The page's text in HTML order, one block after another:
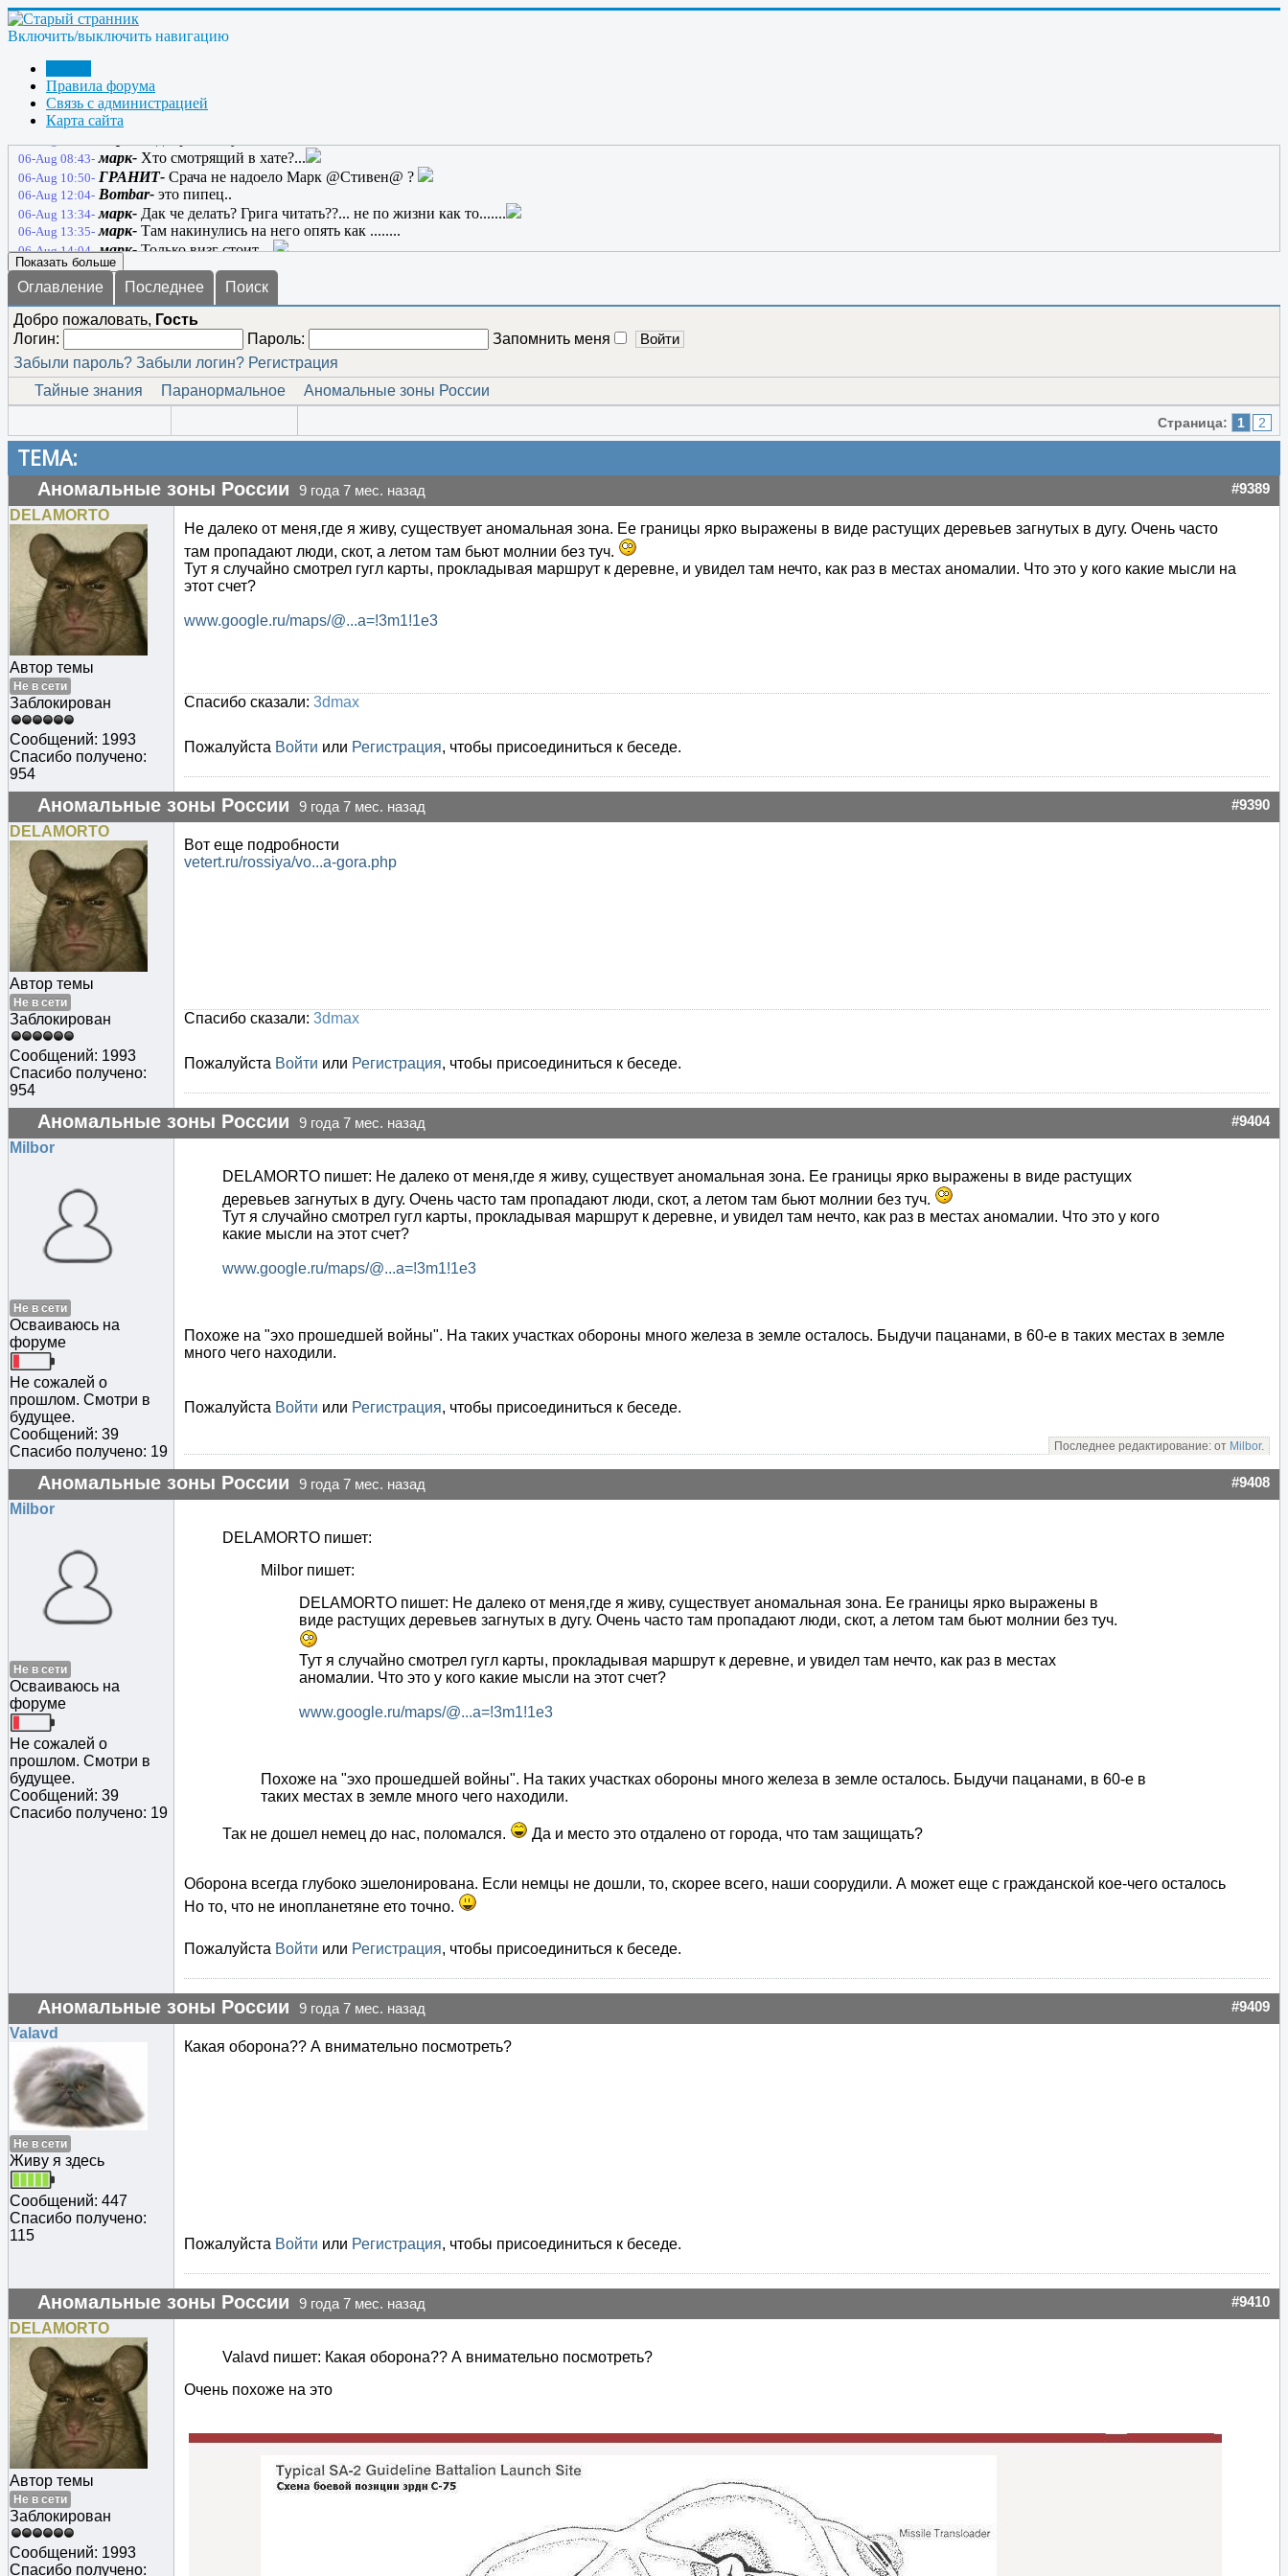
Включить/выключить навигацию
Правила форума
Связь с администрацией
Карта сайта
05-Aug 10:03- марк-Лоховоды.........
05-Aug 10:14- марк-Чтоб у вас хрен на лбу вырос
anatol130164-Марк, с такими словами лучше поосторожнее; а если и в правду он вырастет? Во что превратятся странники?
05-Aug 19:17-
05-Aug 20:41- anatol130164-
05-Aug 20:44- anatol130164-Жил себе один сайт, и звали его - Странник-2; и жил он вечно
05-Aug 21:06- марк-
06-Aug 08:43- марк- Хто смотрящий в хате?...
06-Aug 10:50- ГРАНИТ- Срача не надоело Марк @Стивен@ ?
06-Aug 12:04- Bombar- это пипец..
06-Aug 13:34- марк- Дак че делать? Грига читать??... не по жизни как то.......
06-Aug 13:35- марк- Там накинулись на него опять как ........
06-Aug 14:04- марк-Только визг стоит....
Показать больше
Оглавление Последнее
Поиск
Добро пожаловать, Гость
Логин:
Пароль:
Запомнить меня
Забыли пароль? Забыли логин? Регистрация
Тайные знания
Паранормальное Аномальные зоны России
Страница: 1 2
ТЕМА:
Аномальные зоны России 9 года 7 мес. назад #9389
DELAMORTO
Автор темы
Не в сети
Заблокирован
Сообщений: 1993
Спасибо получено:
954
Не далеко от меня,где я живу, существует аномальная зона. Ее границы ярко выражены в виде растущих деревьев загнутых в дугу. Очень часто
там пропадают люди, скот, а летом там бьют молнии без туч.
Тут я случайно смотрел гугл карты, прокладывая маршрут к деревне, и увидел там нечто, как раз в местах аномалии. Что это у кого какие мысли на
этот счет?
www.google.ru/maps/@...a=!3m1!1e3
Спасибо сказали: 3dmax
Пожалуйста Войти или Регистрация, чтобы присоединиться к беседе.
Аномальные зоны России 9 года 7 мес. назад #9390
DELAMORTO
Автор темы
Не в сети
Заблокирован
Сообщений: 1993
Спасибо получено:
954
Вот еще подробности
vetert.ru/rossiya/vo...a-gora.php
Спасибо сказали: 3dmax
Пожалуйста Войти или Регистрация, чтобы присоединиться к беседе.
Аномальные зоны России 9 года 7 мес. назад #9404
Milbor
Не в сети
Осваиваюсь на
форуме
Не сожалей о
прошлом. Смотри в
будущее.
Сообщений: 39
Спасибо получено: 19
DELAMORTO пишет: Не далеко от меня,где я живу, существует аномальная зона. Ее границы ярко выражены в виде растущих
деревьев загнутых в дугу. Очень часто там пропадают люди, скот, а летом там бьют молнии без туч.
Тут я случайно смотрел гугл карты, прокладывая маршрут к деревне, и увидел там нечто, как раз в местах аномалии. Что это у кого
какие мысли на этот счет?
www.google.ru/maps/@...a=!3m1!1e3
Похоже на "эхо прошедшей войны". На таких участках обороны много железа в земле осталось. Быдучи пацанами, в 60-е в таких местах в земле
много чего находили.
Пожалуйста Войти или Регистрация, чтобы присоединиться к беседе.
Последнее редактирование: от Milbor.
Аномальные зоны России 9 года 7 мес. назад #9408
Milbor
Не в сети
Осваиваюсь на
форуме
Не сожалей о
прошлом. Смотри в
будущее.
Сообщений: 39
Спасибо получено: 19
DELAMORTO пишет:
Milbor пишет:
DELAMORTO пишет: Не далеко от меня,где я живу, существует аномальная зона. Ее границы ярко выражены в
виде растущих деревьев загнутых в дугу. Очень часто там пропадают люди, скот, а летом там бьют молнии без туч.
Тут я случайно смотрел гугл карты, прокладывая маршрут к деревне, и увидел там нечто, как раз в местах
аномалии. Что это у кого какие мысли на этот счет?
www.google.ru/maps/@...a=!3m1!1e3
Похоже на "эхо прошедшей войны". На таких участках обороны много железа в земле осталось. Быдучи пацанами, в 60-е в
таких местах в земле много чего находили.
Так не дошел немец до нас, поломался. Да и место это отдалено от города, что там защищать?
Оборона всегда глубоко эшелонирована. Если немцы не дошли, то, скорее всего, наши соорудили. А может еще с гражданской кое-чего осталось
Но то, что не инопланетяне ето точно.
Пожалуйста Войти или Регистрация, чтобы присоединиться к беседе.
Аномальные зоны России 9 года 7 мес. назад #9409
Valavd
Не в сети
Живу я здесь
Сообщений: 447
Спасибо получено:
115
Какая оборона?? А внимательно посмотреть?
Пожалуйста Войти или Регистрация, чтобы присоединиться к беседе.
Аномальные зоны России 9 года 7 мес. назад #9410
DELAMORTO
Автор темы
Не в сети
Заблокирован
Сообщений: 1993
Спасибо получено:
Valavd пишет: Какая оборона?? А внимательно посмотреть?
Очень похоже на это